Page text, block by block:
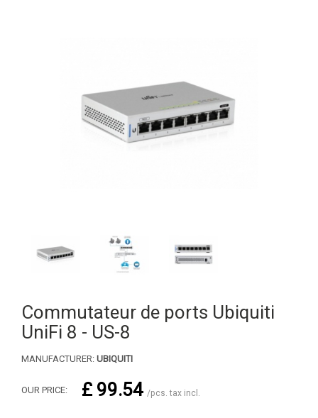
Commutateur de ports Ubiquiti
UniFi 8 - US-8
MANUFACTURER: UBIQUITI
OUR PRICE: £ 99.54 /pcs. tax incl.